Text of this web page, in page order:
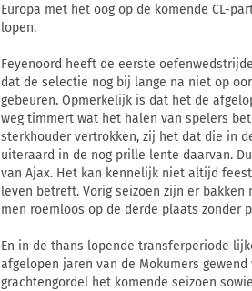
Europa met het oog op de komende CL-
lopen.
Feyenoord heeft de eerste
dat de selectie nog bij lange na niet op
gebeuren. Opmerkelijk is dat het de
weg timmert wat het halen van spelers
sterkhouder vertrokken, zij het dat die in
uiteraard in de nog prille lente daarvan.
van Ajax. Het kan kennelijk niet altijd
leven betreft. Vorig seizoen zijn er
men roemloos op de derde plaats zonder
En in de thans lopende transferperiode
afgelopen jaren van de Mokumers
grachtengordel het komende seizoen